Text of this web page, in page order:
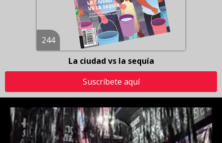
244
La ciudad vs la sequía
Suscríbete aquí